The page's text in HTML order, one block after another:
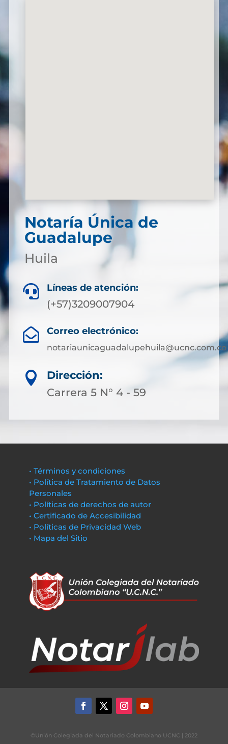
Notaría Única de
Guadalupe
Huila
 Líneas de atención:
(+57)3209007904
 Correo electrónico:
notariaunicaguadalupehuila@ucnc.com.co

Dirección:
Carrera 5 N° 4 - 59
• Términos y condiciones
• Política de Tratamiento de Datos
Personales
• Políticas de derechos de autor
• Certificado de Accesibilidad
• Políticas de Privacidad Web
• Mapa del Sitio
©Unión Colegiada del Notariado Colombiano UCNC | 2022